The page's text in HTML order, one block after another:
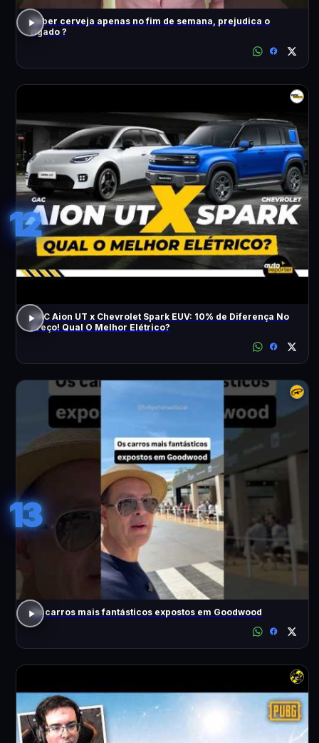
Beber cerveja apenas no fim de semana, prejudica o
fígado ?
12
GAC Aion UT x Chevrolet Spark EUV: 10% de Diferença No
Preço! Qual O Melhor Elétrico?
13
Os carros mais fantásticos expostos em Goodwood